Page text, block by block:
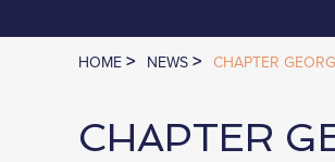
HOME > NEWS > CHAPTER
CHAPTER